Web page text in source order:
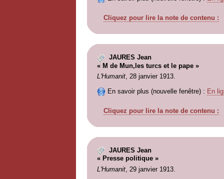
Cliquez pour lire la note de contenu :
JAURES Jean
« M de Mun,les turcs et le pape »
L'Humanit, 28 janvier 1913.
En savoir plus (nouvelle fenêtre) : En
Cliquez pour lire la note de contenu :
JAURES Jean
« Presse politique »
L'Humanit, 29 janvier 1913.